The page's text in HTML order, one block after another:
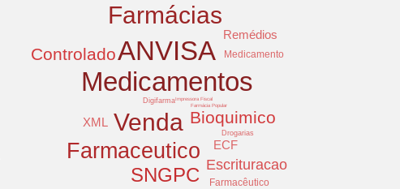
Medicamentos
ANVISA
Venda
Farmácias
Farmaceutico
SNGPC
Controlado
Bioquimico
Escrituracao
XML
ECF
Remédios
Medicamento
Farmacêutico
Digifarma
Drogarias
Farmácia Popular
Impressora Fiscal